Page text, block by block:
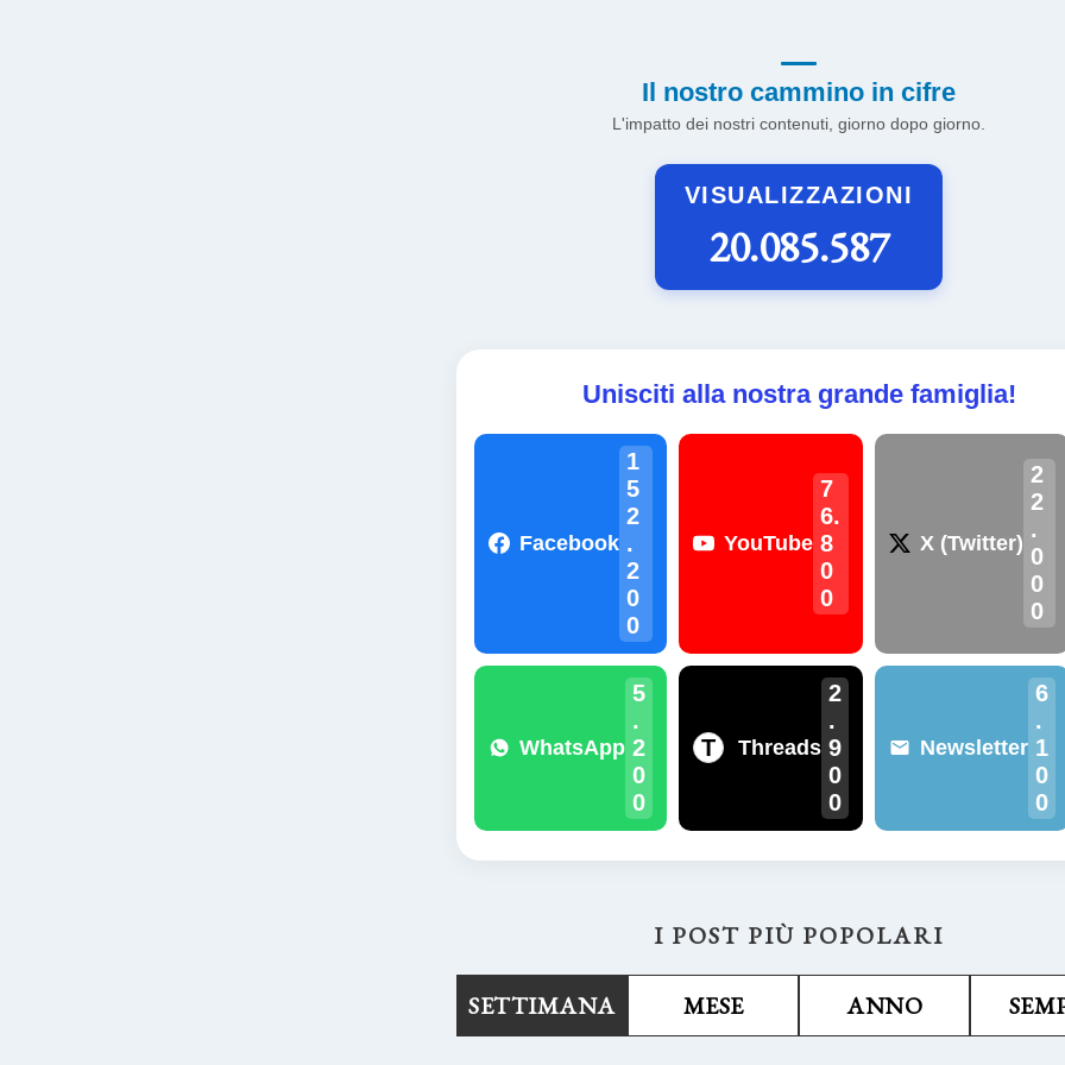
Il nostro cammino in cifre
L'impatto dei nostri contenuti, giorno dopo giorno.
VISUALIZZAZIONI
20.085.587
Unisciti alla nostra grande famiglia!
Facebook
1
5
2
.
2
0
0
YouTube
7
6.
8
0
0
X (Twitter)
2
2
.
0
0
0
WhatsApp
5
.
2
0
0
T Threads
2
.
9
0
0
Newsletter
6
.
1
0
0
I POST PIÙ POPOLARI
SETTIMANA MESE ANNO